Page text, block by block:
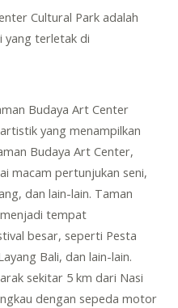
Cultural Park adalah
yang terletak di
Budaya Art Center
yang menampilkan
Budaya Art Center,
macam pertunjukan seni,
dan lain-lain. Taman
tempat
besar, seperti Pesta
Bali, dan lain-lain.
sekitar 5 km dari Nasi
dengan sepeda motor